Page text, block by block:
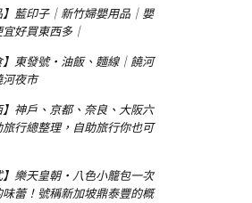
】藍印子｜新竹婦嬰用品｜嬰
好買東西多｜
】東發號‧油飯、麵線｜饒河
夜市
】神戶、京都、奈良、大阪六
行總整理，自助旅行你也可
】樂天皇朝‧八色小籠包一次
蕾！號稱新加坡鼎泰豐的概